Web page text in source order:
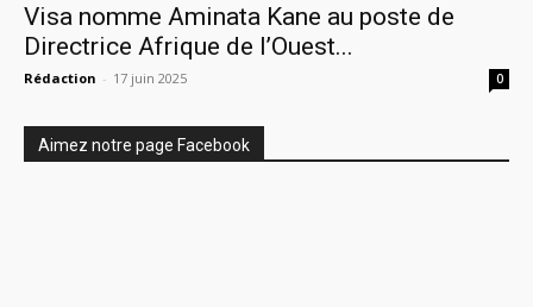
Visa nomme Aminata Kane au poste de
Directrice Afrique de l’Ouest...
Rédaction - 17 juin 2025 0
Aimez notre page Facebook